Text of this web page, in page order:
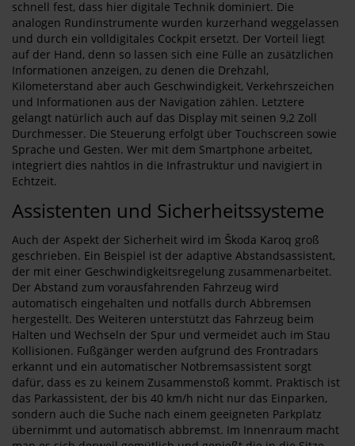
schnell fest, dass hier digitale Technik dominiert. Die
analogen Rundinstrumente wurden kurzerhand weggelassen
und durch ein volldigitales Cockpit ersetzt. Der Vorteil liegt
auf der Hand, denn so lassen sich eine Fülle an zusätzlichen
Informationen anzeigen, zu denen die Drehzahl,
Kilometerstand aber auch Geschwindigkeit, Verkehrszeichen
und Informationen aus der Navigation zählen. Letztere
gelangt natürlich auch auf das Display mit seinen 9,2 Zoll
Durchmesser. Die Steuerung erfolgt über Touchscreen sowie
Sprache und Gesten. Wer mit dem Smartphone arbeitet,
integriert dies nahtlos in die Infrastruktur und navigiert in
Echtzeit.
Assistenten und Sicherheitssysteme
Auch der Aspekt der Sicherheit wird im Škoda Karoq groß
geschrieben. Ein Beispiel ist der adaptive Abstandsassistent,
der mit einer Geschwindigkeitsregelung zusammenarbeitet.
Der Abstand zum vorausfahrenden Fahrzeug wird
automatisch eingehalten und notfalls durch Abbremsen
hergestellt. Des Weiteren unterstützt das Fahrzeug beim
Halten und Wechseln der Spur und vermeidet auch im Stau
Kollisionen. Fußgänger werden aufgrund des Frontradars
erkannt und ein automatischer Notbremsassistent sorgt
dafür, dass es zu keinem Zusammenstoß kommt. Praktisch ist
das Parkassistent, der bis 40 km/h nicht nur das Einparken,
sondern auch die Suche nach einem geeigneten Parkplatz
übernimmt und automatisch abbremst. Im Innenraum macht